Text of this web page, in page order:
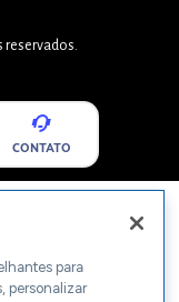
reservados.
CONTATO
para
personalizar